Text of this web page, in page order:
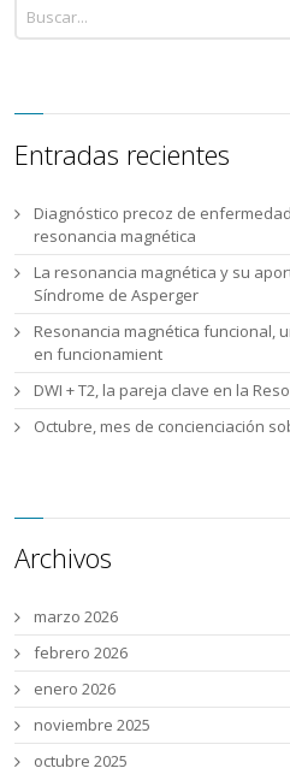
Entradas recientes
Diagnóstico precoz de
resonancia magnética
La resonancia magnética y su
Síndrome de Asperger
Resonancia magnética funcional,
en funcionamient
DWI + T2, la pareja clave en la
Octubre, mes de concienciación
Archivos
marzo 2026
febrero 2026
enero 2026
noviembre 2025
octubre 2025